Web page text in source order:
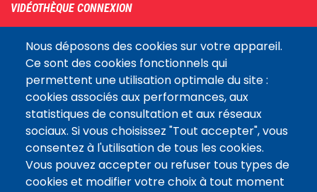
Nous déposons des cookies sur votre appareil.
Ce sont des cookies fonctionnels qui
permettent une utilisation optimale du site :
cookies associés aux performances, aux
statistiques de consultation et aux réseaux
sociaux. Si vous choisissez "Tout accepter", vous
consentez à l'utilisation de tous les cookies.
Vous pouvez accepter ou refuser tous types de
cookies et modifier votre choix à tout moment
VIDÉOTHÈQUE CONNEXION
COOKIES
Assemblée
nationaleLE SITE DE L’ASSEMBLÉE NATIONALE
Suivez-nous